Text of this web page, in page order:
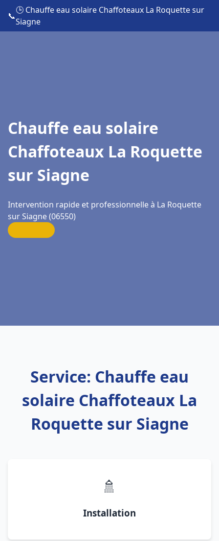
📞
🕒 Chauffe eau solaire Chaffoteaux La Roquette sur
Siagne
Chauffe eau solaire
Chaffoteaux La Roquette
sur Siagne
Intervention rapide et professionnelle à La Roquette
sur Siagne (06550)
Service: Chauffe eau
solaire Chaffoteaux La
Roquette sur Siagne
🚿
Installation